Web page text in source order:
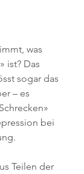
was
ist? Das
sogar das
– es
bei
Teilen der